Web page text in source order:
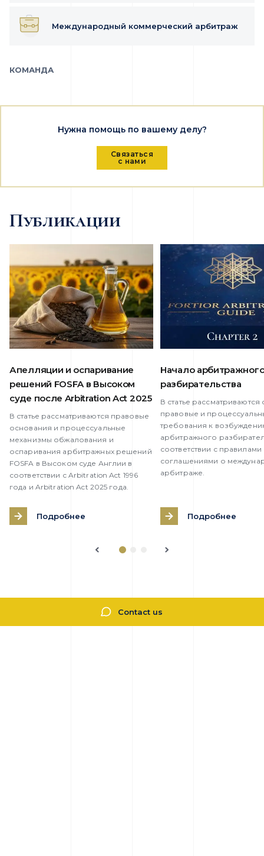
Международный коммерческий арбитраж
КОМАНДА
Нужна помощь по вашему делу?
Связаться
с нами
Публикации
Апелляции и оспаривание
решений FOSFA в Высоком
суде после Arbitration Act 2025
В статье рассматриваются правовые
основания и процессуальные
механизмы обжалования и
оспаривания арбитражных решений
FOSFA в Высоком суде Англии в
соответствии с Arbitration Act 1996
года и Arbitration Act 2025 года.
Подробнее
Начало
разбирательства
В статье
правовые и
требования к
арбитражного
соответствии с правилами
соглашениями о
арбитраже.
Подробнее
Contact us